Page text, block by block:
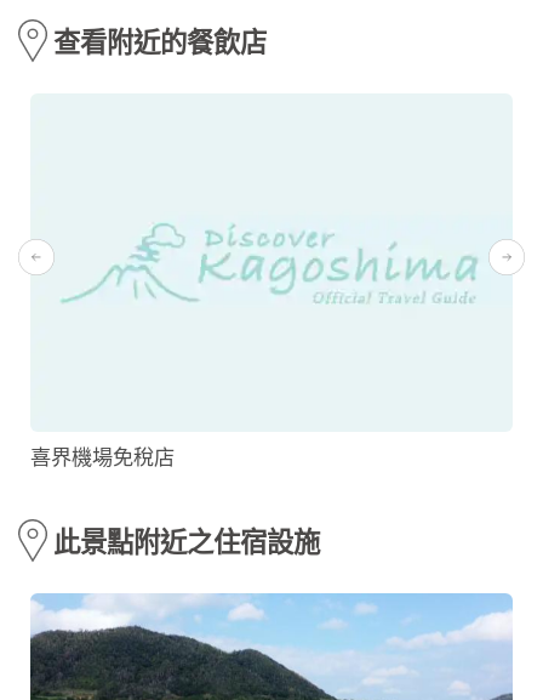
查看附近的餐飲店
喜界機場免稅店
此景點附近之住宿設施